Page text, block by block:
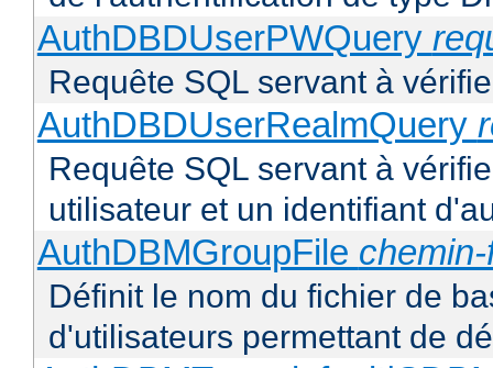
AuthDBDUserPWQuery
Requête SQL servant à
AuthDBDUserRealmQuery
Requête SQL servant à
utilisateur et un identifiant
AuthDBMGroupFile
Définit le nom du fichier de
d'utilisateurs permettant de